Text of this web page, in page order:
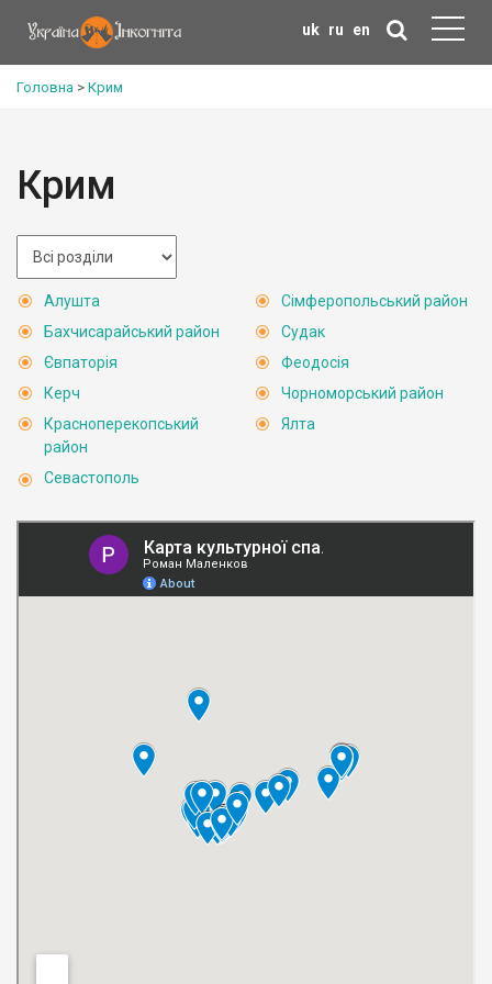
uk ru en
Головна > Крим
Крим
Алушта
Бахчисарайський район
Євпаторія
Керч
Красноперекопський
район
Севастополь
Сімферопольський район
Судак
Феодосія
Чорноморський район
Ялта